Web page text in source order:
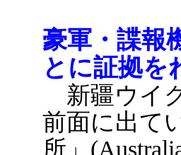
豪軍・諜報
とに証拠を
新疆ウイ
前面に出て
所」